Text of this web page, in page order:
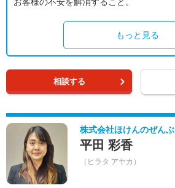
もっと見る
相談する
株式会社ほけんのぜんぶ
平田 彩香
（ヒラタ アヤカ）